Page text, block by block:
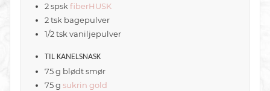
2spsk fiberHUSK
2tsk bagepulver
1/2tsk vaniljepulver
TIL KANELSNASK
75g blødt smør
75g sukrin gold